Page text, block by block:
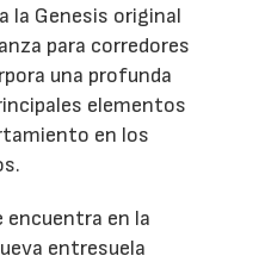
la Genesis original
para corredores
una profunda
elementos
en los
encuentra en la
entresuela